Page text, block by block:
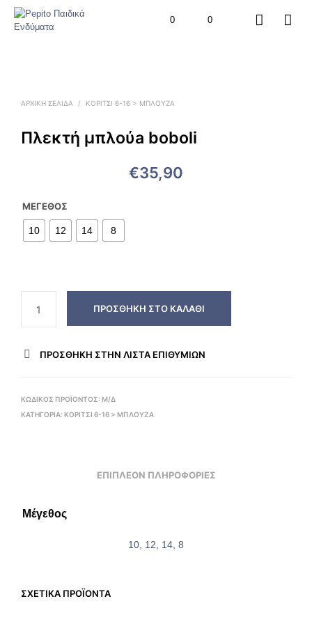
0 0
ΑΡΧΙΚΉ ΣΕΛΊΔΑ / ΚΟΡΙΤΣΙ 6-16 > ΜΠΛΟΎΖΑ
Πλεκτή μπλούa boboli
€35,90
ΜΈΓΕΘΟΣ
10 12 14 8
ΠΡΟΣΘΉΚΗ ΣΤΟ ΚΑΛΆΘΙ
ΠΡΌΣΘΉΚΗ ΣΤΗΝ ΛΊΣΤΑ ΕΠΙΘΥΜΙΏΝ
ΚΩΔΙΚΌΣ ΠΡΟΪΌΝΤΟΣ: Μ/Δ
ΚΑΤΗΓΟΡΊΑ: ΚΟΡΙΤΣΙ 6-16 > ΜΠΛΟΎΖΑ
ΕΠΙΠΛΈΟΝ ΠΛΗΡΟΦΟΡΊΕΣ
Μέγεθος
10 12 14 8
ΣΧΕΤΙΚΆ ΠΡΟΪΌΝΤΑ